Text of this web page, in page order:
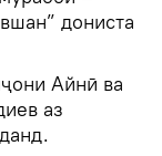
дониста
Айнӣ ва
аз